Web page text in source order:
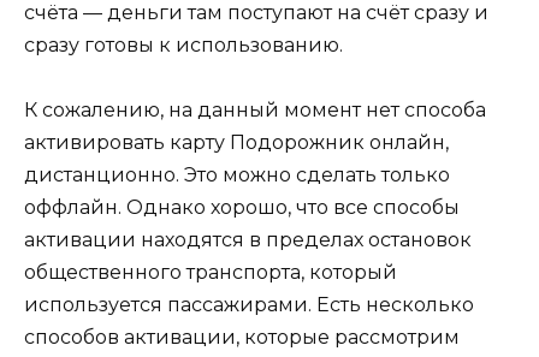
счёта — деньги там поступают на счёт сразу и
сразу готовы к использованию.
К сожалению, на данный момент нет способа
активировать карту Подорожник онлайн,
дистанционно. Это можно сделать только
оффлайн. Однако хорошо, что все способы
активации находятся в пределах остановок
общественного транспорта, который
используется пассажирами. Есть несколько
способов активации, которые рассмотрим